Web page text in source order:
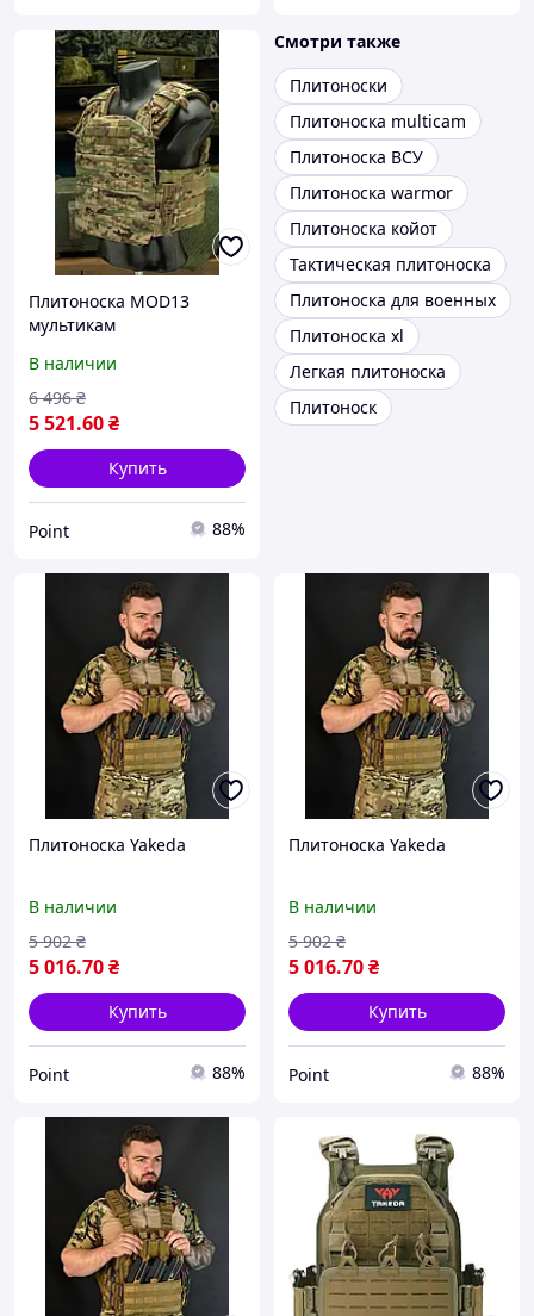
Плитоноска MOD13
мультикам
В наличии
5 521.60₴
6 496 ₴
Купить
Point 88%
Смотри также
Плитоноски
Плитоноска multicam
Плитоноска ВСУ
Плитоноска warmor
Плитоноска койот
Тактическая плитоноска
Плитоноска для военных
Плитоноска xl
Легкая плитоноска
Плитоноск
Плитоноска Yakeda
В наличии
5 016.70₴
5 902 ₴
Купить
Point 88%
Плитоноска Yakeda
В наличии
5 016.70₴
5 902 ₴
Купить
Point 88%